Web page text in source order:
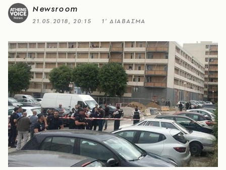
Newsroom
21.05.2018, 20:15 1’ ΔΙΑΒΑΣΜΑ